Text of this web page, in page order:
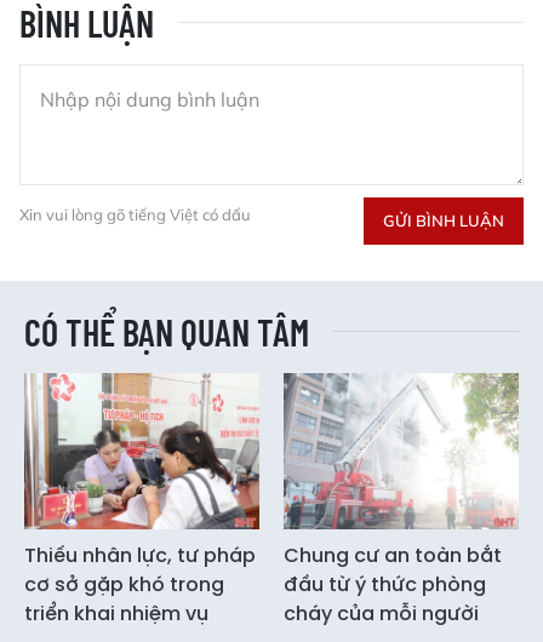
BÌNH LUẬN
Xin vui lòng gõ tiếng Việt có dấu GỬI BÌNH LUẬN
CÓ THỂ BẠN QUAN TÂM
Thiếu nhân lực, tư pháp
cơ sở gặp khó trong
triển khai nhiệm vụ
Chung cư an toàn bắt
đầu từ ý thức phòng
cháy của mỗi người